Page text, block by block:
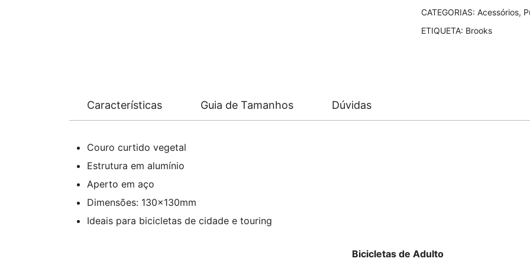
Leather
CATEGORIAS: Acessórios,
ETIQUETA: Brooks
Características Guia de Tamanhos Dúvidas
Couro curtido vegetal
Estrutura em alumínio
Aperto em aço
Dimensões: 130x130mm
Ideais para bicicletas de cidade e touring
Bicicletas de Adulto